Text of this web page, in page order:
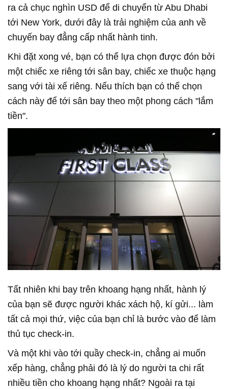
ra cả chục nghìn USD để di chuyển từ Abu Dhabi
tới New York, dưới đây là trải nghiệm của anh về
chuyến bay đẳng cấp nhất hành tinh.
Khi đặt xong vé, bạn có thể lựa chọn được đón bởi
một chiếc xe riêng tới sân bay, chiếc xe thuộc hạng
sang với tài xế riêng. Nếu thích bạn có thể chọn
cách này để tới sân bay theo một phong cách "lắm
tiền".
Tất nhiên khi bay trên khoang hạng nhất, hành lý
của bạn sẽ được người khác xách hộ, kí gửi... làm
tất cả mọi thứ, việc của bạn chỉ là bước vào để làm
thủ tục check-in.
Và một khi vào tới quầy check-in, chẳng ai muốn
xếp hàng, chẳng phải đó là lý do người ta chi rất
nhiều tiền cho khoang hạng nhất? Ngoài ra tại